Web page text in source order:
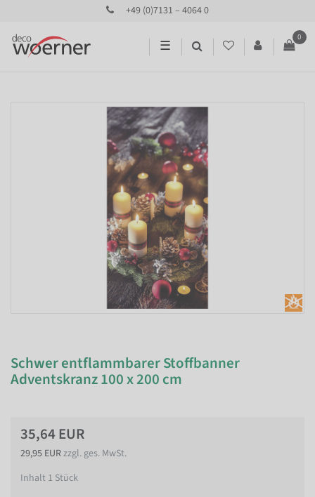
+49 (0)7131 – 4064 0
☰
0
Schwer entflammbarer Stoffbanner
Adventskranz 100 x 200 cm
35,64 EUR
29,95 EURzzgl. ges. MwSt.
Inhalt 1 Stück